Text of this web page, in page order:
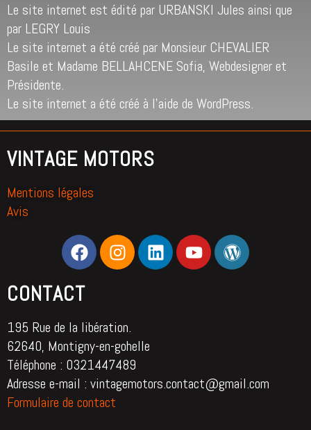
Le site internet est édité par URBANSKI Jules ainsi que
par LEGRY Louis
Le site internet a été créé par Monsieur CHEVALIER
Basile et Madame BELLAHCENE Sofia, Webdesigner et
Présidente.
Le site internet a été créé à l’aide de WordPress.
VINTAGE MOTORS
Mentions légales
Avis
CONTACT
195 Rue de la libération.
62640, Montigny-en-gohelle
Téléphone : 0321447489
Adresse e-mail : vintagemotors.contact@gmail.com
Formulaire de contact